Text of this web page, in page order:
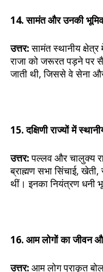
14. सामंत और उनकी
उत्तर:सामंत स्थानीय
राजा को जरूरत पड़ने पर
जाती थी, जिससे वे सेना
15. दक्षिणी राज्यों में
उत्तर:पल्लव और चालुक्य
ब्राह्मण सभा सिंचाई,
थीं। इनका नियंत्रण धनी
16. आम लोगों का जीवन
उत्तर:आम लोग प्राकृत